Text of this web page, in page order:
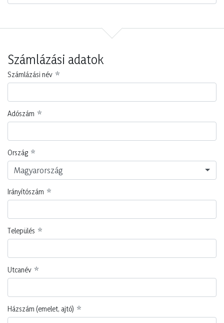
Számlázási adatok
Számlázási név
Adószám
Ország
Magyarország
Irányítószám
Település
Utcanév
Házszám (emelet, ajtó)